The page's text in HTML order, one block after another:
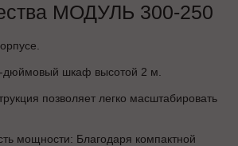
МОДУЛЬ 300-250
дюймовый шкаф высотой 2 м.
позволяет легко масштабировать
мощности: Благодаря компактной